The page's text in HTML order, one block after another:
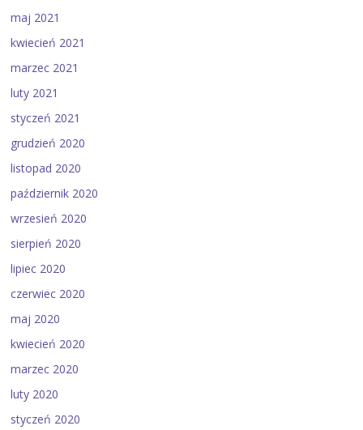
maj 2021
kwiecień 2021
marzec 2021
luty 2021
styczeń 2021
grudzień 2020
listopad 2020
październik 2020
wrzesień 2020
sierpień 2020
lipiec 2020
czerwiec 2020
maj 2020
kwiecień 2020
marzec 2020
luty 2020
styczeń 2020